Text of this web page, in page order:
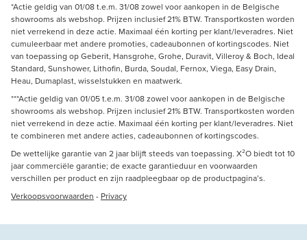
*Actie geldig van 01/08 t.e.m. 31/08 zowel voor aankopen in de Belgische
showrooms als webshop. Prijzen inclusief 21% BTW. Transportkosten worden
niet verrekend in deze actie. Maximaal één korting per klant/leveradres. Niet
cumuleerbaar met andere promoties, cadeaubonnen of kortingscodes. Niet
van toepassing op Geberit, Hansgrohe, Grohe, Duravit, Villeroy & Boch, Ideal
Standard, Sunshower, Lithofin, Burda, Soudal, Fernox, Viega, Easy Drain,
Heau, Dumaplast, wisselstukken en maatwerk.
***Actie geldig van 01/05 t.e.m. 31/08 zowel voor aankopen in de Belgische
showrooms als webshop. Prijzen inclusief 21% BTW. Transportkosten worden
niet verrekend in deze actie. Maximaal één korting per klant/leveradres. Niet
te combineren met andere acties, cadeaubonnen of kortingscodes.
De wettelijke garantie van 2 jaar blijft steeds van toepassing. X²O biedt tot 10
jaar commerciële garantie; de exacte garantieduur en voorwaarden
verschillen per product en zijn raadpleegbaar op de productpagina’s.
Verkoopsvoorwaarden - Privacy